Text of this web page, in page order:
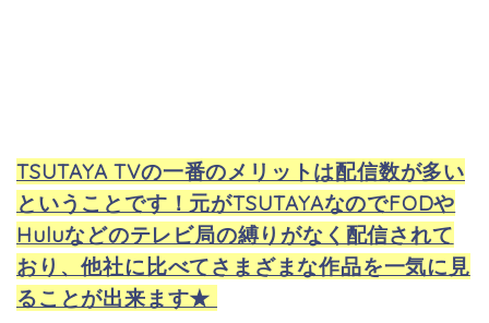
TSUTAYA TVの一番のメリットは配信数が多い
ということです！元がTSUTAYAなのでFODや
Huluなどのテレビ局の縛りがなく配信されて
おり、他社に比べてさまざまな作品を一気に見
ることが出来ます★